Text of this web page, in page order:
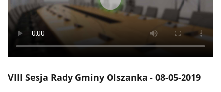
VIII Sesja Rady Gminy Olszanka - 08-05-2019